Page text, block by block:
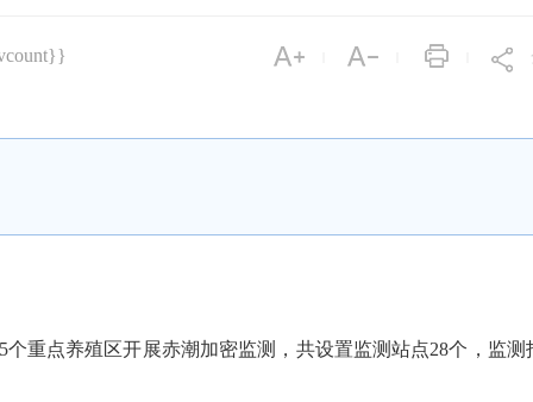
重点养殖区开展赤潮加密监测，共设置监测站点28个，监测